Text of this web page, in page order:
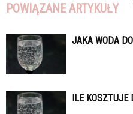
POWIĄZANE ARTYKUŁY
JAKA WODA
ILE KOSZTUJE